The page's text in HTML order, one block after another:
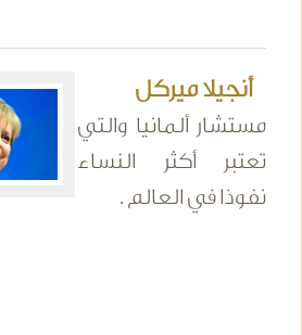
أنجيلا ميركل
مستشار ألمانيا والتي
تعتبر أكثر النساء
نفوذا في العالم .